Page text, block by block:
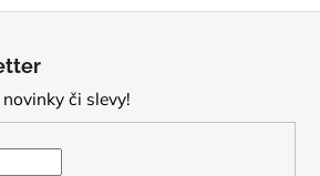
či slevy!